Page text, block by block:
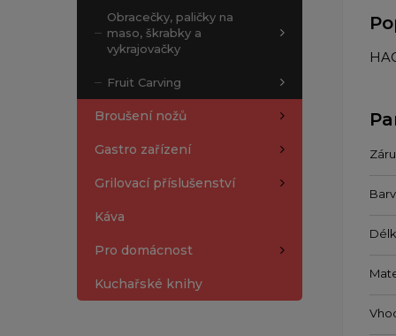
Obracečky, paličky na
maso, škrabky a
vykrajovačky
Fruit Carving
Broušení nožů
Gastro zařízení
Grilovací příslušenství
Káva
Pro domácnost
Kuchařské knihy